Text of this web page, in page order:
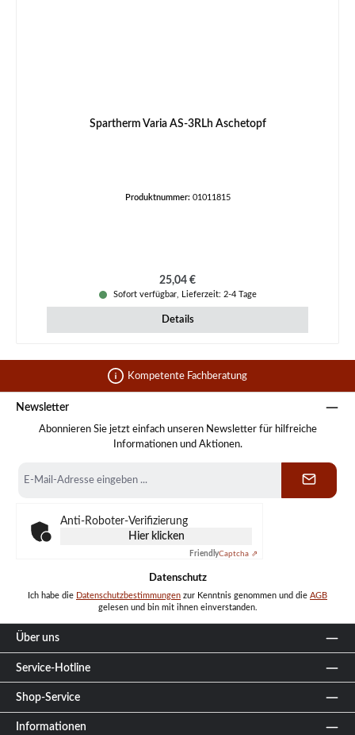
Spartherm Varia AS-3RLh Aschetopf
Produktnummer: 01011815
Regulärer Preis:
25,04 €
Sofort verfügbar, Lieferzeit: 2-4 Tage
Details
Kompetente Fachberatung
Newsletter
Abonnieren Sie jetzt einfach unseren Newsletter für hilfreiche
Informationen und Aktionen.
Mail-
Anti-Roboter-Verifizierung
Hier klicken
FriendlyCaptcha ⇗
Datenschutz
Ich habe die Datenschutzbestimmungen zur Kenntnis genommen und die AGB
gelesen und bin mit ihnen einverstanden.
Über uns
Service-Hotline
Shop-Service
Informationen